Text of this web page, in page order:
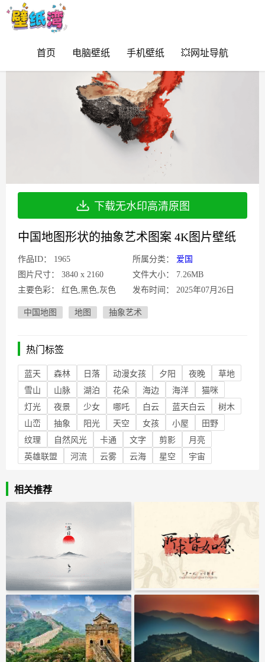
首页 电脑壁纸 手机壁纸 💥网址导航
下载无水印高清原图
中国地图形状的抽象艺术图案 4K图片壁纸
作品ID： 1965 所属分类：
爱国
图片尺寸：
3840 x 2160 文件大小：
7.26MB
主要色彩：
红色,黑色,灰色 发布时间： 2025年07月26日
中国地图 地图 抽象艺术
热门标签
蓝天 森林 日落 动漫女孩 夕阳 夜晚
草地
雪山
山脉 湖泊 花朵 海边 海洋
猫咪
灯光
夜景 少女 哪吒 白云 蓝天白云
树木
山峦
抽象 阳光 天空 女孩 小屋
田野
纹理
自然风光 卡通 文字 剪影
月亮
英雄联盟
河流 云雾 云海 星空 宇宙
相关推荐